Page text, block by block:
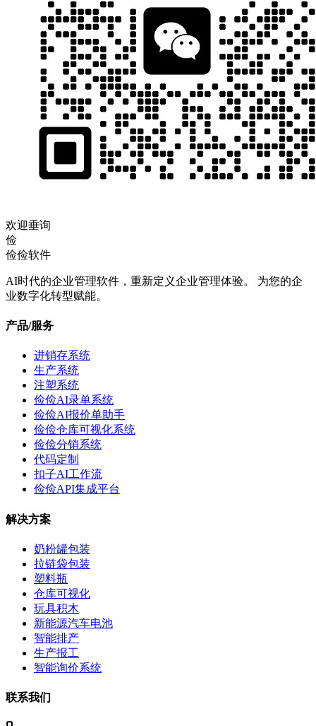
欢迎垂询
俭
俭俭软件
AI时代的企业管理软件，重新定义企业管理体验。 为您的企
业数字化转型赋能。
产品/服务
进销存系统
生产系统
注塑系统
俭俭AI录单系统
俭俭AI报价单助手
俭俭仓库可视化系统
俭俭分销系统
代码定制
扣子AI工作流
俭俭API集成平台
解决方案
奶粉罐包装
拉链袋包装
塑料瓶
仓库可视化
玩具积木
新能源汽车电池
智能排产
生产报工
智能询价系统
联系我们